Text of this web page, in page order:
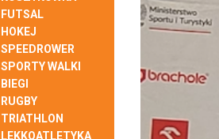
FUTSAL
HOKEJ
SPEEDROWER
SPORTY WALKI
BIEGI
RUGBY
TRIATHLON
LEKKOATLETYKA